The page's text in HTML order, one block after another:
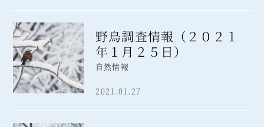
野鳥調査情報（２０２１
年１月２５日）
自然情報
2021.01.27